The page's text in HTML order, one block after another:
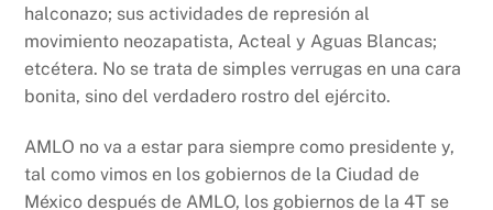
halconazo; sus actividades de represión al
movimiento neozapatista, Acteal y Aguas Blancas;
etcétera. No se trata de simples verrugas en una cara
bonita, sino del verdadero rostro del ejército.
AMLO no va a estar para siempre como presidente y,
tal como vimos en los gobiernos de la Ciudad de
México después de AMLO, los gobiernos de la 4T se